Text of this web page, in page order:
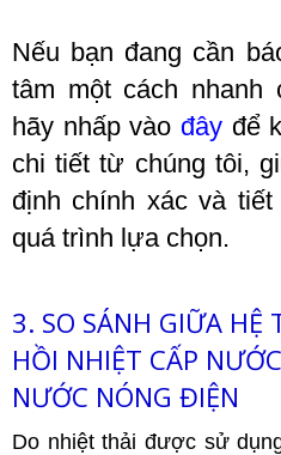
Nếu bạn đang cần
tâm một cách nhanh
hãy nhấp vào đâyđể
chi tiết từ chúng tôi,
định chính xác và
quá trình lựa chọn.
3. SO SÁNH GIỮA HỆ
HỒI NHIỆT CẤP
NƯỚC NÓNG ĐIỆN
Do nhiệt thải được sử